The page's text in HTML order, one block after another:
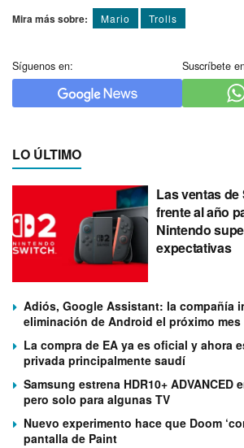
Mira más sobre: Mario Trolls
Síguenos en: Suscríbete
LO ÚLTIMO
Las ventas
frente al año
Nintendo
expectativas
Adiós, Google Assistant: la compañía
eliminación de Android el próximo mes
La compra de EA ya es oficial y ahora
privada principalmente saudí
Samsung estrena HDR10+ ADVANCED
pero solo para algunas TV
Nuevo experimento hace que Doom
pantalla de Paint